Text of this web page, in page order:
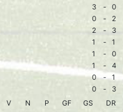
3 -
0
0 -
2
2 -
3
1 -
1
1 -
0
1 -
4
0 - 1
0 -
3
V N P GF GS
DR